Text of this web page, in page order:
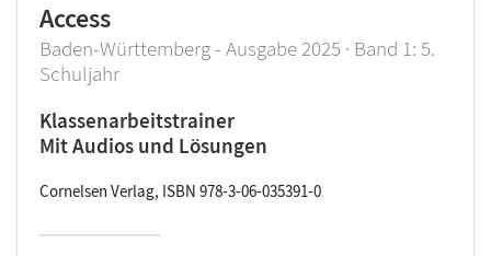
Access
Baden-Württemberg - Ausgabe 2025 · Band 1: 5.
Schuljahr
Klassenarbeitstrainer
Mit Audios und Lösungen
Cornelsen Verlag, ISBN 978-3-06-035391-0